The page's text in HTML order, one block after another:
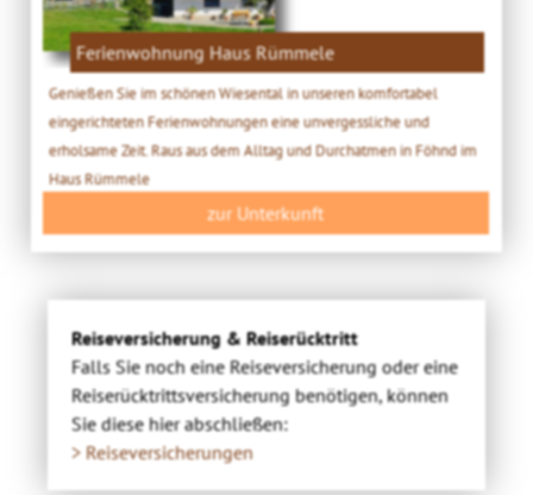
Ferienwohnung Haus Rümmele
Genießen Sie im schönen Wiesental in unseren komfortabel
eingerichteten Ferienwohnungen eine unvergessliche und
erholsame Zeit. Raus aus dem Alltag und Durchatmen in Föhnd im
Haus Rümmele
zur Unterkunft
Reiseversicherung & Reiserücktritt
Falls Sie noch eine Reiseversicherung oder eine
Reiserücktrittsversicherung benötigen, können
Sie diese hier abschließen:
> Reiseversicherungen